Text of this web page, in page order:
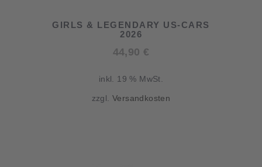
GIRLS & LEGENDARY US-CARS
2026
44,90 €
inkl. 19 % MwSt.
zzgl.Versandkosten